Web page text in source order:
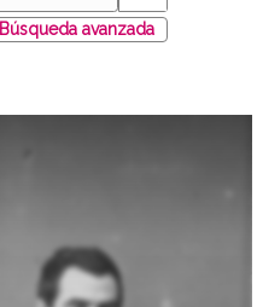
Búsqueda avanzada